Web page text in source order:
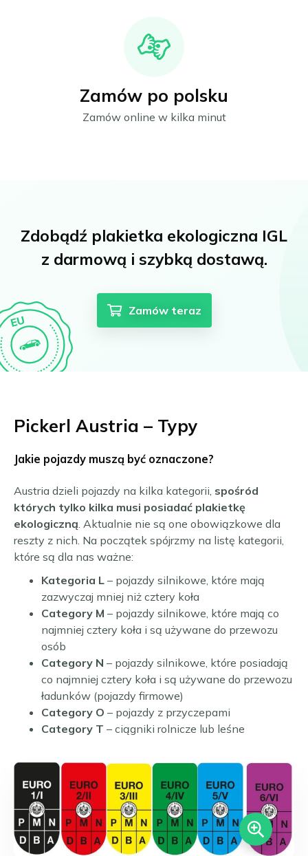
Zamów po polsku
Zamów online w kilka minut
Zdobądź plakietka ekologiczna IGL
z darmową i szybką dostawą.
Zamów teraz
Pickerl Austria – Typy
Jakie pojazdy muszą być oznaczone?
Austria dzieli pojazdy na kilka kategorii, spośród
których tylko kilka musi posiadać plakietkę
ekologiczną. Aktualnie nie są one obowiązkowe dla
reszty z nich. Na początek spójrzmy na listę kategorii,
które są dla nas ważne:
Kategoria L – pojazdy silnikowe, które mają
zazwyczaj mniej niż cztery koła
Category M – pojazdy silnikowe, które mają co
najmniej cztery koła i są używane do przewozu
osób
Category N – pojazdy silnikowe, które posiadają
co najmniej cztery koła i są używane do przewozu
ładunków (pojazdy firmowe)
Category O – pojazdy z przyczepami
Category T – ciągniki rolnicze lub leśne